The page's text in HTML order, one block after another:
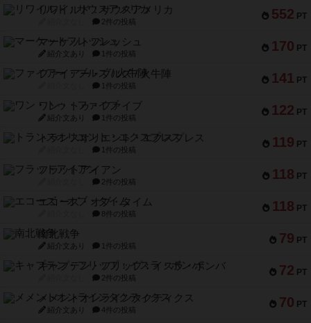
552 PT
リワイルド：サウスアメリカ
2件の投稿
170 PT
マーケットフレッシュ
紹介文あり 1件の投稿
141 PT
ファイアー・ブルズ / 火牛陣
1件の投稿
122 PT
ワン・トゥ・ファイブ
紹介文あり 1件の投稿
119 PT
トランスオリエント・エクスプレス
1件の投稿
118 PT
フラットアイアン
2件の投稿
118 PT
エコーズ・オブ・タイム
8件の投稿
79 PT
南北戦争
紹介文あり 1件の投稿
72 PT
キャプテン・フリップ：イスラ・ボンバ
2件の投稿
70 PT
メメントオンラインタクティクス
紹介文あり 4件の投稿